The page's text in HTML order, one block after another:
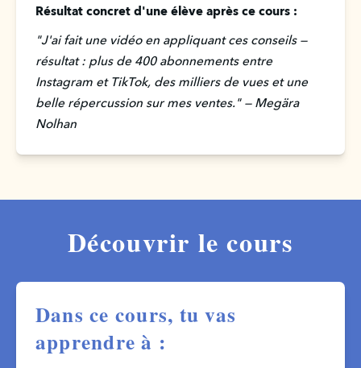
Résultat concret d'une élève après ce cours :
"J'ai fait une vidéo en appliquant ces conseils —
résultat : plus de 400 abonnements entre
Instagram et TikTok, des milliers de vues et une
belle répercussion sur mes ventes." — Megära
Nolhan
Découvrir le cours
Dans ce cours, tu vas
apprendre à :